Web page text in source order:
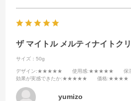
ザ マイトル メルティナイトク
サイズ：50g
デザイン:★★★★★ 使用感:★★★★★ 保
効果が実感できたか:★★★★★ 価格:★★★★
yumizo